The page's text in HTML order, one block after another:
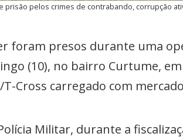
prisão pelos crimes de contrabando, corrupção
foram presos durante uma
(10), no bairro Curtume,
T-Cross carregado com
Militar, durante a